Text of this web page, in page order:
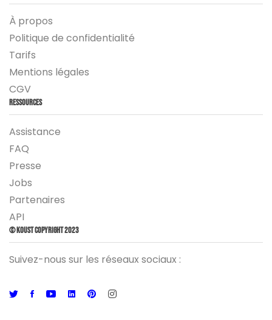
À propos
Politique de confidentialité
Tarifs
Mentions légales
CGV
Ressources
Assistance
FAQ
Presse
Jobs
Partenaires
API
© Koust Copyright 2023
Suivez-nous sur les réseaux sociaux :